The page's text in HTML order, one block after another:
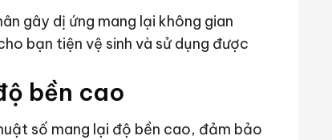
gây dị ứng mang lại không gian
bạn tiện vệ sinh và sử dụng được
bền cao
số mang lại độ bền cao, đảm bảo